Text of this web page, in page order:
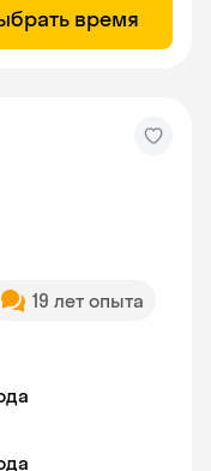
время
19 лет опыта